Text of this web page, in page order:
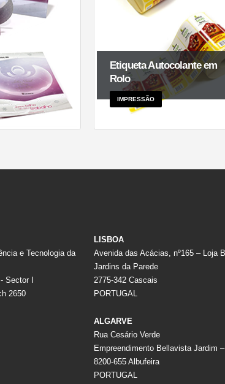
Etiqueta Autocolante em
Rolo
IMPRESSÃO
e Tecnologia da
Sector I
2650
LISBOA
Avenida das Acácias, nº165 – Loja B
Jardins da Parede
2775-342 Cascais
PORTUGAL
ALGARVE
Rua Cesário Verde
Empreendimento Bellavista Jardim
8200-655 Albufeira
PORTUGAL